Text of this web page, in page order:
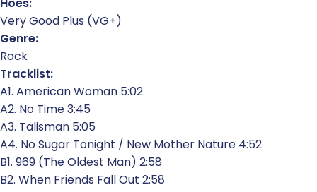
Hoes:
Very Good Plus (VG+)
Genre:
Rock
Tracklist:
A1. American Woman 5:02
A2. No Time 3:45
A3. Talisman 5:05
A4. No Sugar Tonight / New Mother Nature 4:52
B1. 969 (The Oldest Man) 2:58
B2. When Friends Fall Out 2:58